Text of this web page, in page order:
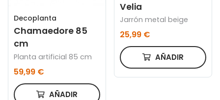
Decoplanta
Chamaedore 85
cm
Planta artificial 85 cm
59,99 €
AÑADIR
Velia
Jarrón metal beige
25,99 €
AÑADIR